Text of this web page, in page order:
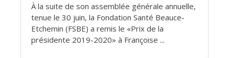
À la suite de son assemblée générale annuelle,
tenue le 30 juin, la Fondation Santé Beauce-
Etchemin (FSBE) a remis le «Prix de la
présidente 2019-2020» à Françoise ...